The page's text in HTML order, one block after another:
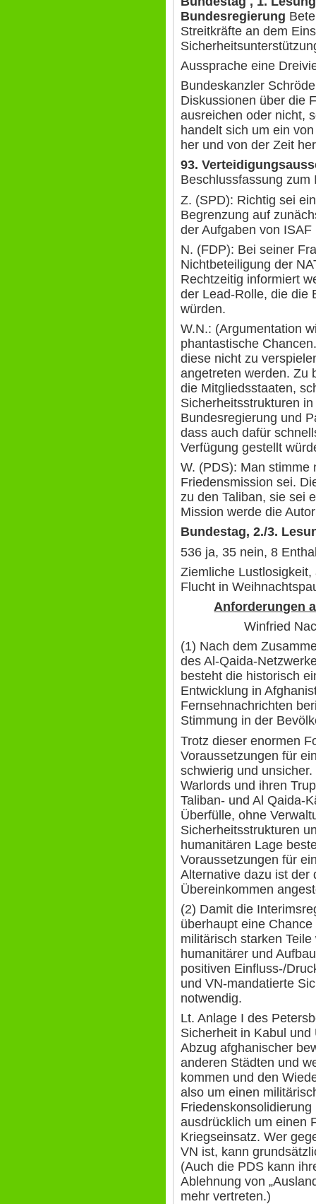
Bundesregierung
Streitkräfte an dem
Aussprache eine
Bundeskanzler
Diskussionen über die
ausreichen oder nicht,
handelt sich um ein
her und von der Zeit
93.
Beschlussfassung
Z. (SPD): Richtig sei
Begrenzung auf
der Aufgaben von ISAF
N. (FDP): Bei seiner
Nichtbeteiligung der
Rechtzeitig informiert
der Lead-Rolle, die die
würden.
W.N.: (Argumentation
phantastische
diese nicht zu
angetreten werden. Zu
die Mitgliedsstaaten,
Sicherheitsstrukturen
Bundesregierung und
dass auch dafür
Verfügung gestellt
W. (PDS): Man stimme
Friedensmission sei.
zu den Taliban, sie sei
Mission werde die
Bundestag, 2./3.
536 ja, 35 nein, 8
Ziemliche
Flucht in
Anforderungen
Winfried
(1) Nach dem
des Al-Qaida-
besteht die historisch
Entwicklung in
Fernsehnachrichten
Stimmung in der
Trotz dieser enormen
Voraussetzungen für
schwierig und
Warlords und ihren
Taliban- und Al Qaida-
Überfülle, ohne
Sicherheitsstrukturen
humanitären Lage
Voraussetzungen für
Alternative dazu ist der
Übereinkommen
(2) Damit die
überhaupt eine
militärisch starken
humanitärer und
positiven Einfluss-/
und VN-mandatierte
notwendig.
Lt. Anlage I des
Sicherheit in Kabul
Abzug afghanischer
anderen Städten und
kommen und den
also um einen
ausdrücklich um einen
Kriegseinsatz. Wer
VN ist, kann
(Auch die PDS kann
Ablehnung von
mehr vertreten.)